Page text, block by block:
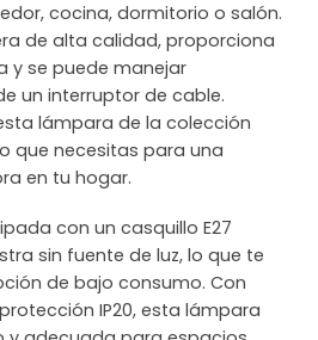
cocina, dormitorio o salón.
de alta calidad, proporciona
y se puede manejar
un interruptor de cable.
lámpara de la colección
que necesitas para una
en tu hogar.
con un casquillo E27
sin fuente de luz, lo que te
de bajo consumo. Con
IP20, esta lámpara